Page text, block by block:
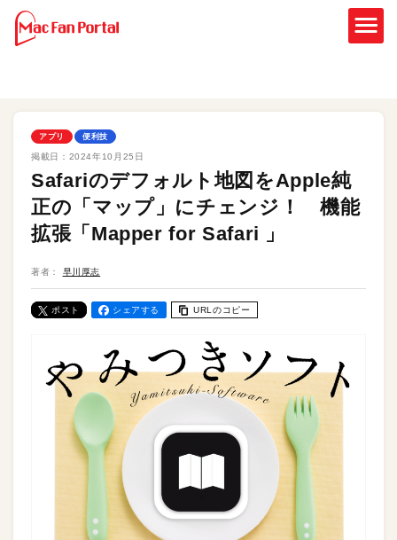
アプリ 便利技
掲載日： 2024年10月25日
Safariのデフォルト地図をApple純
正の「マップ」にチェンジ！ 機能
拡張「Mapper for Safari 」
著者： 早川厚志
ポスト シェアする URLのコピー